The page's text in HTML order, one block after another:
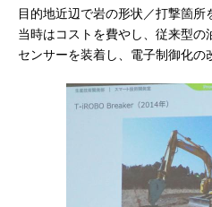
目的地近辺で岩の形状／打撃箇所
当時はコストを費やし、従来型
センサーを装着し、電子制御化の